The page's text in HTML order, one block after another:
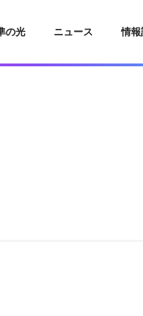
の光 ニュース 情報